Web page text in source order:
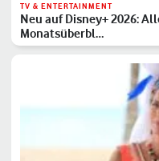
TV & ENTERTAINMENT
Neu auf Disney+ 2026:
Monatsüberbl…